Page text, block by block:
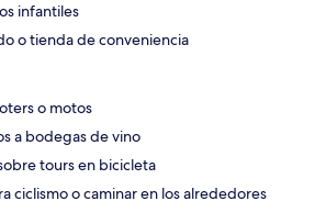
infantiles
o tienda de conveniencia
o motos
a bodegas de vino
tours en bicicleta
ciclismo o caminar en los alrededores